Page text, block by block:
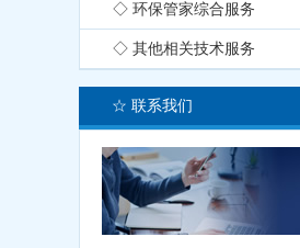
◇ 环保管家综合服务
◇ 其他相关技术服务
☆ 联系我们